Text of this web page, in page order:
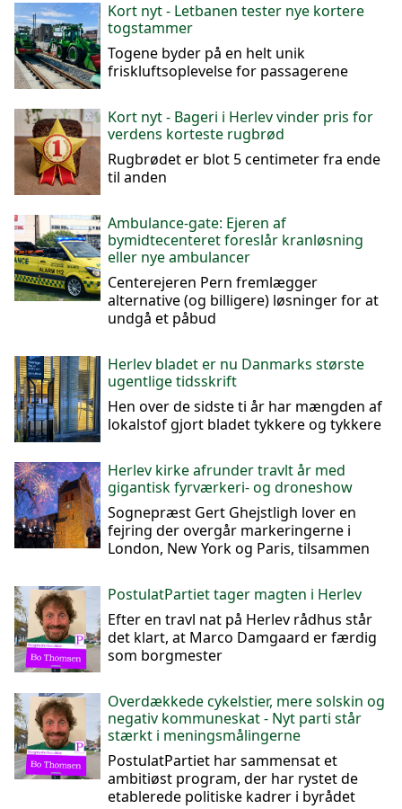
Kort nyt - Letbanen tester nye kortere
togstammer
Togene byder på en helt unik
friskluftsoplevelse for passagerene
Kort nyt - Bageri i Herlev vinder pris for
verdens korteste rugbrød
Rugbrødet er blot 5 centimeter fra ende
til anden
Ambulance-gate: Ejeren af
bymidtecenteret foreslår kranløsning
eller nye ambulancer
Centerejeren Pern fremlægger
alternative (og billigere) løsninger for at
undgå et påbud
Herlev bladet er nu Danmarks største
ugentlige tidsskrift
Hen over de sidste ti år har mængden af
lokalstof gjort bladet tykkere og tykkere
Herlev kirke afrunder travlt år med
gigantisk fyrværkeri- og droneshow
Sognepræst Gert Ghejstligh lover en
fejring der overgår markeringerne i
London, New York og Paris, tilsammen
PostulatPartiet tager magten i Herlev
Efter en travl nat på Herlev rådhus står
det klart, at Marco Damgaard er færdig
som borgmester
Overdækkede cykelstier, mere solskin og
negativ kommuneskat - Nyt parti står
stærkt i meningsmålingerne
PostulatPartiet har sammensat et
ambitiøst program, der har rystet de
etablerede politiske kadrer i byrådet